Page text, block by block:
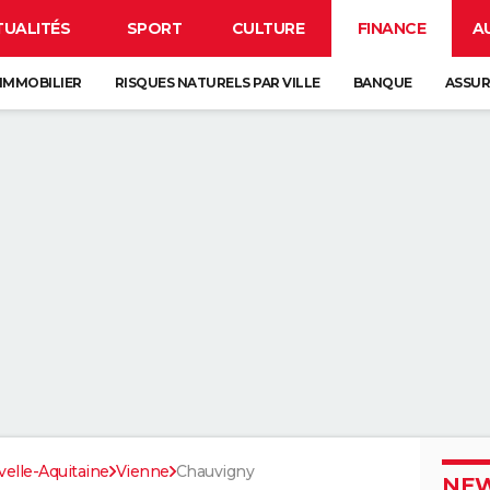
SPORT CULTURE FINANCE
RISQUES NATURELS PAR VILLE BANQUE
Aquitaine Vienne Chauvigny